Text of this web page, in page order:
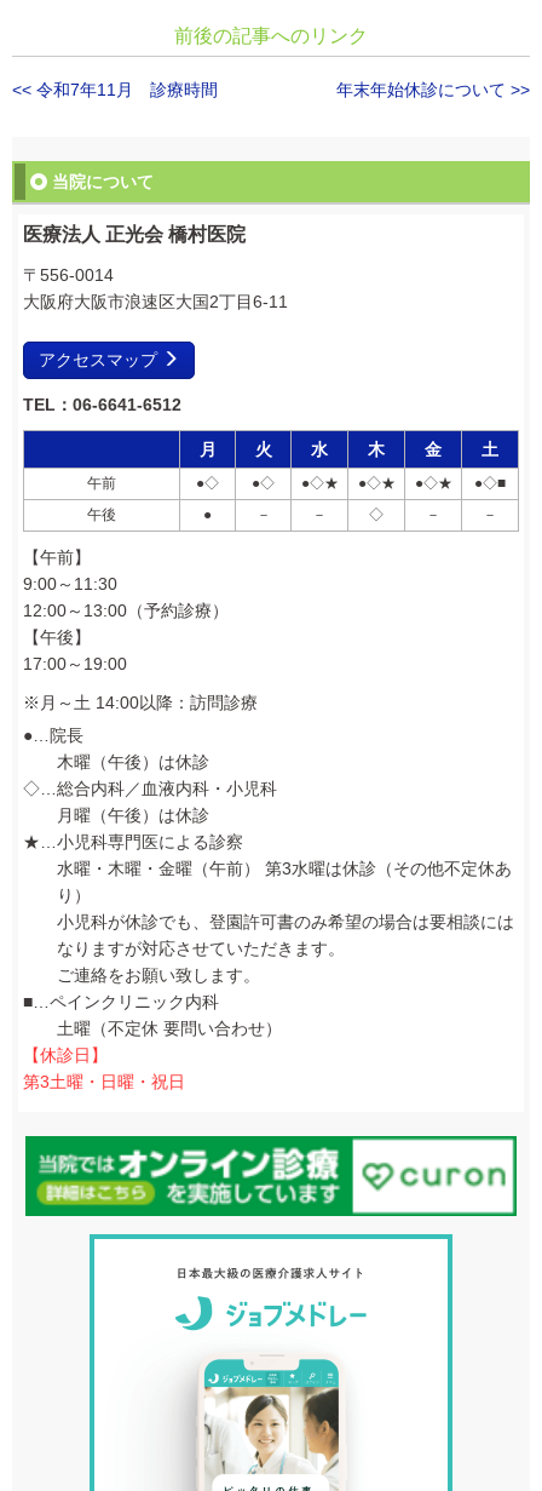
前後の記事へのリンク
<< 令和7年11月 診療時間 年末年始休診について >>
当院について
医療法人 正光会 橋村医院
〒556-0014
大阪府大阪市浪速区大国2丁目6-11
アクセスマップ
TEL：06-6641-6512
月 火 水 木 金 土
午前 ●◇ ●◇ ●◇★ ●◇★ ●◇★ ●◇■
午後
● － － ◇ － －
【午前】
9:00～11:30
12:00～13:00（予約診療）
【午後】
17:00～19:00
※月～土 14:00以降：訪問診療
●…院長
木曜（午後）は休診
◇…総合内科／血液内科・小児科
月曜（午後）は休診
★…小児科専門医による診察
水曜・木曜・金曜（午前） 第3水曜は休診（その他不定休あ
り）
小児科が休診でも、登園許可書のみ希望の場合は要相談には
なりますが対応させていただきます。
ご連絡をお願い致します。
■…ペインクリニック内科
土曜（不定休 要問い合わせ）
【休診日】
第3土曜・日曜・祝日